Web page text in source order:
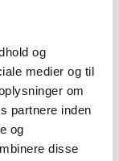
og
medier og til
om
partnere inden
og
disse
altid er
af